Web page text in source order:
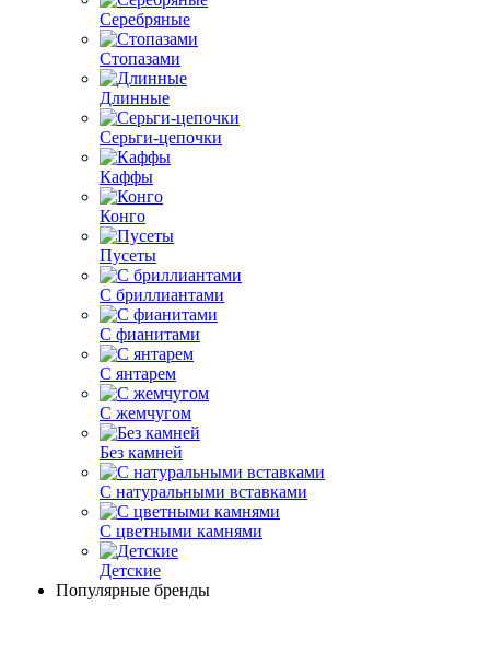
Серебряные
Стопазами
Длинные
Серьги-цепочки
Каффы
Конго
Пусеты
С бриллиантами
С фианитами
С янтарем
С жемчугом
Без камней
С натуральными вставками
С цветными камнями
Детские
Популярные бренды